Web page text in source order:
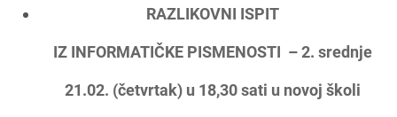
RAZLIKOVNI ISPIT
IZ INFORMATIČKE PISMENOSTI – 2. srednje
21.02. (četvrtak) u 18,30 sati u novoj školi